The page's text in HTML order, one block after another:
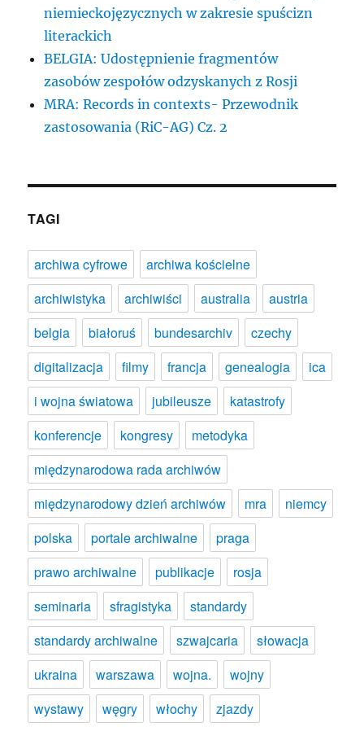
niemieckojęzycznych w zakresie spuścizn
literackich
BELGIA: Udostępnienie fragmentów
zasobów zespołów odzyskanych z Rosji
MRA: Records in contexts- Przewodnik
zastosowania (RiC-AG) Cz. 2
TAGI
archiwa cyfrowe
archiwa kościelne
archiwistyka
archiwiści australia
austria
belgia
białoruś bundesarchiv
czechy
digitalizacja
filmy francja genealogia
ica
i wojna światowa
jubileusze
katastrofy
konferencje
kongresy
metodyka
międzynarodowa rada archiwów
międzynarodowy dzień archiwów
mra
niemcy
polska
portale archiwalne
praga
prawo archiwalne
publikacje
rosja
seminaria
sfragistyka
standardy
standardy archiwalne
szwajcaria
słowacja
ukraina
warszawa wojna.
wojny
wystawy
węgry włochy zjazdy